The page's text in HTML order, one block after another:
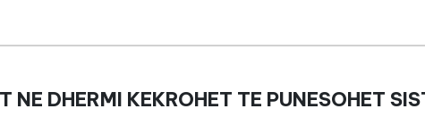
NE DHERMI KEKROHET TE PUNESOHET